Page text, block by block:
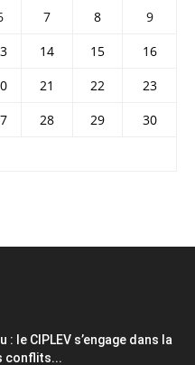
7 8
9
14 15
16
21 22
23
28 29
30
: le CIPLEV s’engage dans la
conflits...